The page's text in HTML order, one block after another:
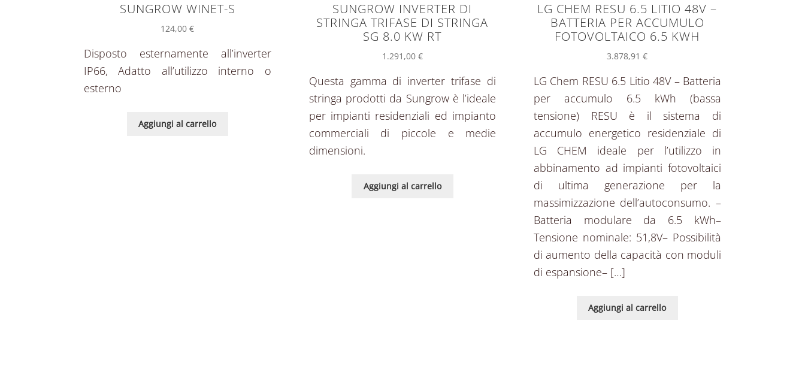
SUNGROW WINET-S
124,00€
Disposto esternamente all’inverter
IP66, Adatto all’utilizzo interno o
esterno
Aggiungi al carrello
SUNGROW INVERTER DI
STRINGA TRIFASE DI STRINGA
SG 8.0 KW RT
1.291,00 €
Questa gamma di inverter trifase di
stringa prodotti da Sungrow è l’ideale
per impianti residenziali ed impianto
commerciali di piccole e medie
dimensioni.
Aggiungi al carrello
LG CHEM RESU 6.5 LITIO 48V –
BATTERIA PER ACCUMULO
FOTOVOLTAICO 6.5 KWH
3.878,91€
LG Chem RESU 6.5 Litio 48V – Batteria
per accumulo 6.5 kWh (bassa
tensione) RESU è il sistema di
accumulo energetico residenziale di
LG CHEM ideale per l’utilizzo in
abbinamento ad impianti fotovoltaici
di ultima generazione per la
massimizzazione dell’autoconsumo. –
Batteria modulare da 6.5 kWh–
Tensione nominale: 51,8V– Possibilità
di aumento della capacità con moduli
di espansione– […]
Aggiungi al carrello